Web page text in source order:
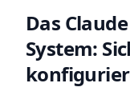
Das
System: